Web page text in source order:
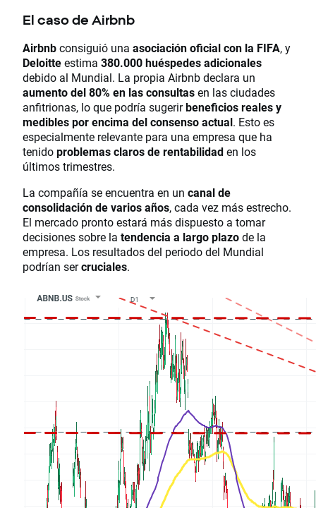
El caso de Airbnb
Airbnbconsiguió una asociación oficial con la FIFA, y
Deloitteestima 380.000 huéspedes adicionales
debido al Mundial. La propia Airbnb declara un
aumento del 80% en las consultasen las ciudades
anfitrionas, lo que podría sugerirbeneficios reales y
medibles por encima del consenso actual. Esto es
especialmente relevante para una empresa que ha
tenidoproblemas claros de rentabilidaden los
últimos trimestres.
La compañía se encuentra en un canal de
consolidación de varios años, cada vez más estrecho.
El mercado pronto estará más dispuesto a tomar
decisiones sobre la tendencia a largo plazode la
empresa. Los resultados del periodo del Mundial
podrían sercruciales.